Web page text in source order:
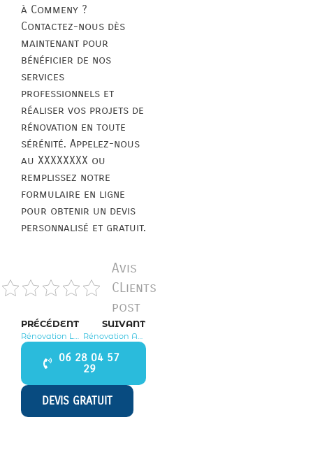
à Commeny ?
Contactez-nous dès
maintenant pour
bénéficier de nos
services
professionnels et
réaliser vos projets de
rénovation en toute
sérénité. Appelez-nous
au XXXXXXXX ou
remplissez notre
formulaire en ligne
pour obtenir un devis
personnalisé et gratuit.
Avis
CLients
post
PRÉCÉDENT SUIVANT
06 28 04 57
29
DEVIS GRATUIT